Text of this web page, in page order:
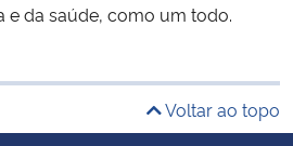
e da saúde, como um todo.
Voltar ao topo